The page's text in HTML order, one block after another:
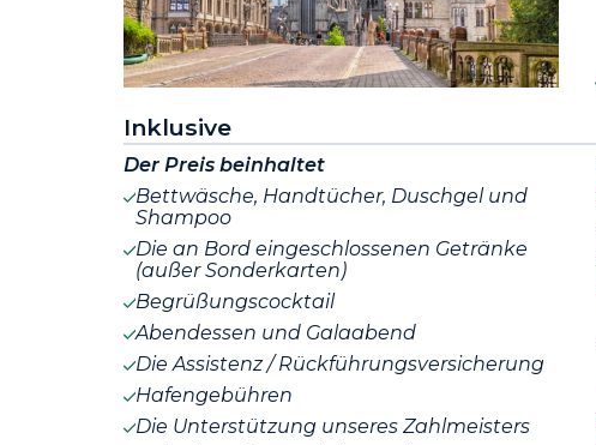
Inklusive
Der Preis beinhaltet
Bettwäsche, Handtücher, Duschgel und
Shampoo
Die an Bord eingeschlossenen Getränke
(außer Sonderkarten)
Begrüßungscocktail
Abendessen und Galaabend
Die Assistenz / Rückführungsversicherung
Hafengebühren
Die Unterstützung unseres Zahlmeisters